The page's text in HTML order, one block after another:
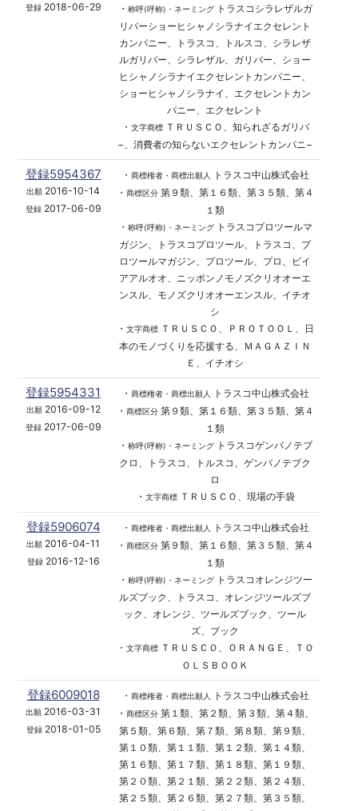
登録2018-06-29
・ 称呼(呼称)・ネーミングトラスコシラレザルガ
リバーショーヒシャノシラナイエクセレント
カンパニー、トラスコ、トルスコ、シラレザ
ルガリバー、シラレザル、ガリバー、ショー
ヒシャノシラナイエクセレントカンパニー、
ショーヒシャノシラナイ、エクセレントカン
パニー、エクセレント
・ 文字商標ＴＲＵＳＣＯ、知られざるガリバ
−、消費者の知らないエクセレントカンパニ−
登録5954367
出願 2016-10-14
登録2017-06-09
・ 商標権者・商標出願人
トラスコ中山株式会社
・ 商標区分第９類、第１６類、第３５類、第４
１類
・ 称呼(呼称)・ネーミングトラスコプロツールマ
ガジン、トラスコプロツール、トラスコ、プ
ロツールマガジン、プロツール、プロ、ピイ
アアルオオ、ニッポンノモノズクリオオーエ
ンスル、モノズクリオオーエンスル、イチオ
シ
・ 文字商標ＴＲＵＳＣＯ、ＰＲＯＴＯＯＬ、日
本のモノづくりを応援する、ＭＡＧＡＺＩＮ
Ｅ、イチオシ
登録5954331
出願2016-09-12
登録2017-06-09
・ 商標権者・商標出願人
トラスコ中山株式会社
・ 商標区分第９類、第１６類、第３５類、第４
１類
・ 称呼(呼称)・ネーミングトラスコゲンバノテブ
クロ、トラスコ、トルスコ、ゲンバノテブク
ロ
・ 文字商標ＴＲＵＳＣＯ、現場の手袋
登録5906074
出願 2016-04-11
登録2016-12-16
・ 商標権者・商標出願人
トラスコ中山株式会社
・ 商標区分第９類、第１６類、第３５類、第４
１類
・ 称呼(呼称)・ネーミングトラスコオレンジツー
ルズブック、トラスコ、オレンジツールズブ
ック、オレンジ、ツールズブック、ツール
ズ、ブック
・ 文字商標ＴＲＵＳＣＯ、ＯＲＡＮＧＥ、ＴＯ
ＯＬＳＢＯＯＫ
登録6009018
出願 2016-03-31
登録2018-01-05
・ 商標権者・商標出願人
トラスコ中山株式会社
・ 商標区分第１類、第２類、第３類、第４類、
第５類、第６類、第７類、第８類、第９類、
第１０類、第１１類、第１２類、第１４類、
第１６類、第１７類、第１８類、第１９類、
第２０類、第２１類、第２２類、第２４類、
第２５類、第２６類、第２７類、第３５類、